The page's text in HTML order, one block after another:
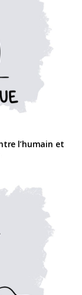
l’humain et